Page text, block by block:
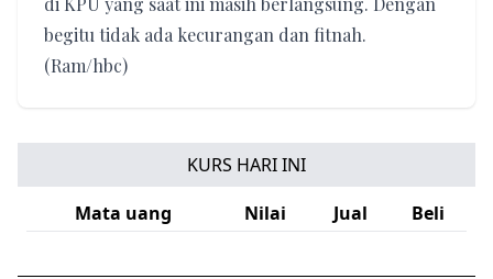
begitu tidak ada kecurangan dan fitnah.
(Ram/hbc)
KURS HARI INI
Mata uang
Nilai Jual Beli